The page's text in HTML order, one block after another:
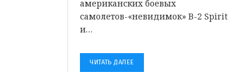
американских боевых
самолетов-«невидимок» B-2 Spirit
и…
ЧИТАТЬ ДАЛЕЕ